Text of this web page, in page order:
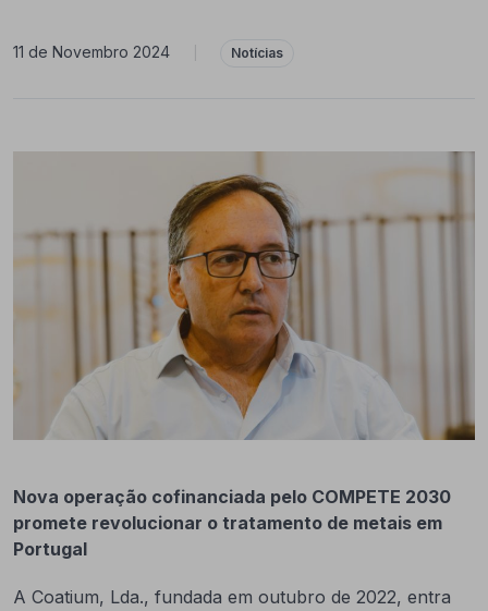
11 de Novembro 2024 Notícias
Nova operação cofinanciada pelo COMPETE 2030
promete revolucionar o tratamento de metais em
Portugal
A Coatium, Lda., fundada em outubro de 2022, entra